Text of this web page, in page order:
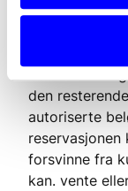
ordren
Om du har
den
autoriserte
forsvinne fra
kan. vente